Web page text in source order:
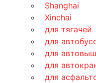
Shanghai
Xinchai
для тягачей
для
для
для
для